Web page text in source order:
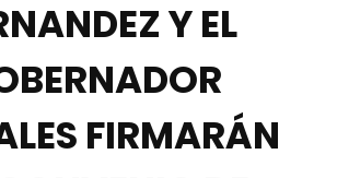
Y EL
FIRMARÁN